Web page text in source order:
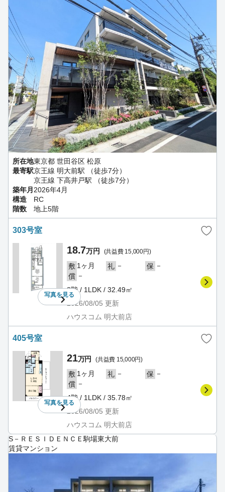
所在地東京都 世田谷区 松原
最寄駅京王線 明大前駅 （徒歩7分）
京王線 下高井戸駅 （徒歩7分）
築年月2026年4月
構造
RC
階数
地上5階
303号室
写真を見る
18.7万円 (共益費 15,000円)
敷 1ヶ月 礼 － 保 －
償 －
3階 / 1LDK / 32.49㎡
2026/08/05 更新
ハウスコム 明大前店
405号室
写真を見る
21万円 (共益費 15,000円)
敷 1ヶ月 礼 － 保 －
償 －
4階 / 1LDK / 35.78㎡
2026/08/05 更新
ハウスコム 明大前店
S－ＲＥＳＩＤＥＮＣＥ駒場東大前
賃貸マンション